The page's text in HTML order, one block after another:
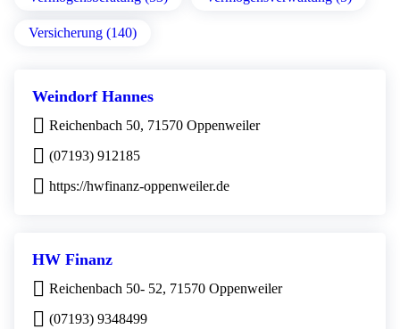
Versicherung (140)
Weindorf Hannes
Reichenbach 50, 71570 Oppenweiler
(07193) 912185
https://hwfinanz-oppenweiler.de
HW Finanz
Reichenbach 50- 52, 71570 Oppenweiler
(07193) 9348499